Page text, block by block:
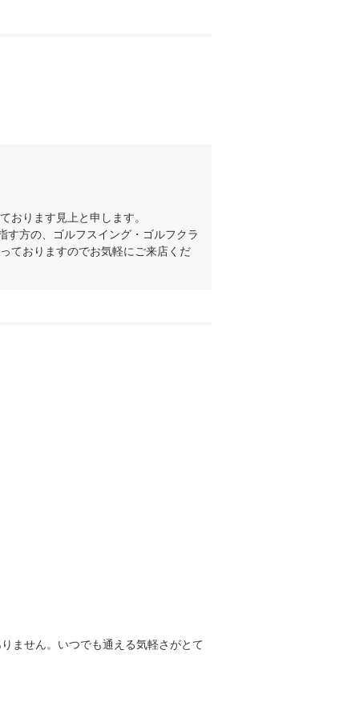
おります見上と申します。
す方の、ゴルフスイング・ゴルフクラ
ておりますのでお気軽にご来店くだ
ません。いつでも通える気軽さがとて